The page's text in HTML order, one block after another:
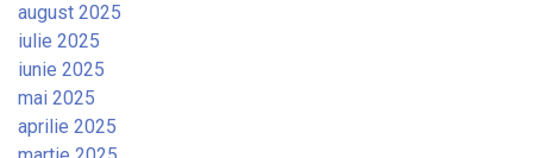
august 2025
iulie 2025
iunie 2025
mai 2025
aprilie 2025